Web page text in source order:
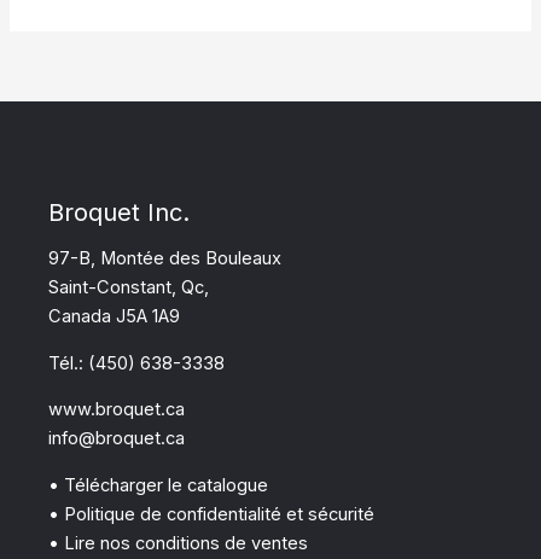
Broquet Inc.
97-B, Montée des Bouleaux
Saint-Constant, Qc,
Canada J5A 1A9
Tél.: (450) 638-3338
www.broquet.ca
info@broquet.ca
• Télécharger le catalogue
• Politique de confidentialité et sécurité
• Lire nos conditions de ventes